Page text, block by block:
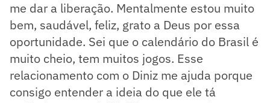
me dar a liberação. Mentalmente estou muito
bem, saudável, feliz, grato a Deus por essa
oportunidade. Sei que o calendário do Brasil é
muito cheio, tem muitos jogos. Esse
relacionamento com o Diniz me ajuda porque
consigo entender a ideia do que ele tá